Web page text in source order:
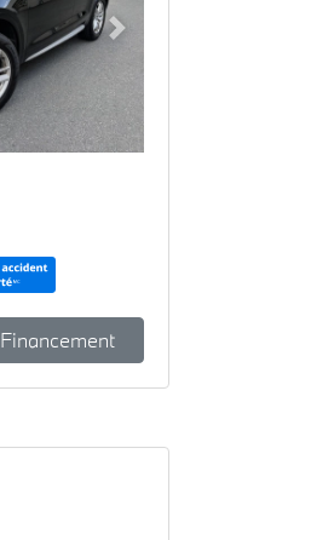
Next
Financement